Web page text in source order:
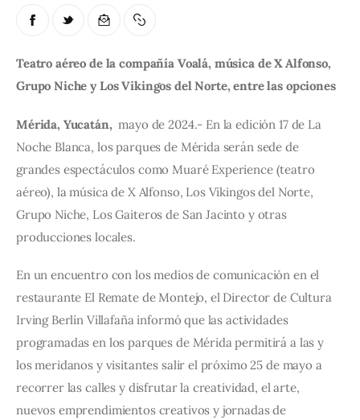
Teatro aéreo de la compañía Voalá, música de X Alfonso,
Grupo Niche y Los Vikingos del Norte, entre las opciones
Mérida, Yucatán, mayo de 2024.- En la edición 17 de La
Noche Blanca, los parques de Mérida serán sede de
grandes espectáculos como Muaré Experience (teatro
aéreo), la música de X Alfonso, Los Vikingos del Norte,
Grupo Niche, Los Gaiteros de San Jacinto y otras
producciones locales.
En un encuentro con los medios de comunicación en el
restaurante El Remate de Montejo, el Director de Cultura
Irving Berlín Villafaña informó que las actividades
programadas en los parques de Mérida permitirá a las y
los meridanos y visitantes salir el próximo 25 de mayo a
recorrer las calles y disfrutar la creatividad, el arte,
nuevos emprendimientos creativos y jornadas de